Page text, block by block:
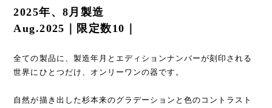
2025年、8月製造
Aug.2025｜限定数10｜
全ての製品に、製造年月とエディションナンバーが刻印される
世界にひとつだけ、オンリーワンの器です。
自然が描き出した杉本来のグラデーションと色のコントラスト